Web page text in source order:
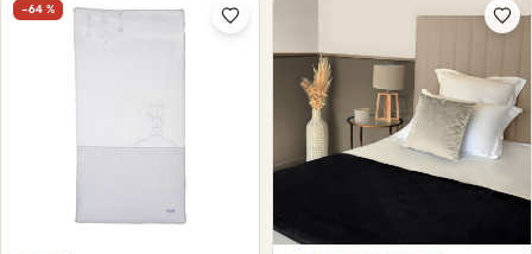
−64 %